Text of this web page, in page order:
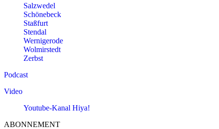
Salzwedel
Schönebeck
Staßfurt
Stendal
Wernigerode
Wolmirstedt
Zerbst
Podcast
Video
Youtube-Kanal Hiya!
ABONNEMENT